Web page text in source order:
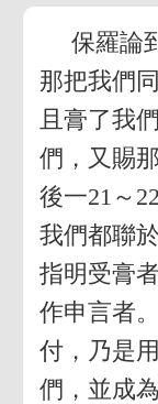
保羅論
那把我們
且膏了我
們，又賜
後一21～
我們都聯
指明受膏
作申言者
付，乃是
們，並成